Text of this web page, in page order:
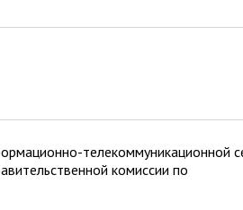
телекоммуникационной
комиссии по